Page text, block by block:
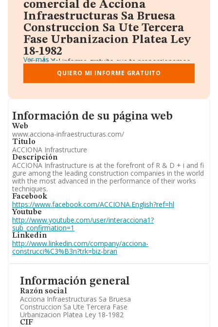
Información general
Razón social
Acciona Infraestructuras Sa Bruesa
Construccion Sa Ute Tercera Fase
Urbanizacion Platea Ley 18-1982
CIF
comercial de Acciona
Infraestructuras Sa Bruesa
Construccion Sa Ute Tercera
Fase Urbanizacion Platea Ley
18-1982
A través del informe gratuito que te proporcionamos
desde Einforma, donde vas a encontrar:
Datos identificativos: Denominación, CIF,
Teléfono, Domicilio.
Gráficos de Evolución Ventas y Empleados.
Directivos y Ejecutivos.
Participaciones y Vinculaciones en otras empresas.
Artículos de prensa publicados sobre la empresa.
Información oficial y registral complementaria.
Ver más
QUIERO MI INFORME GRATUITO
Informacion de su página web
Información de su página web
Web
www.acciona-infraestructuras.com/
Titulo
ACCIONA Infrastructure
Descripción
ACCIONA Infrastructure is at the forefront of R & D + i and fi
gure among the leading construction companies in the world
with the most advanced in the performance of their works
techniques.
Facebook
https://www.facebook.com/ACCIONA.English?ref=hl
Youtube
http://www.youtube.com/user/interacciona1?
sub_confirmation=1
Linkedin
http://www.linkedin.com/company/acciona-
construcci%C3%B3n?trk=biz-bran